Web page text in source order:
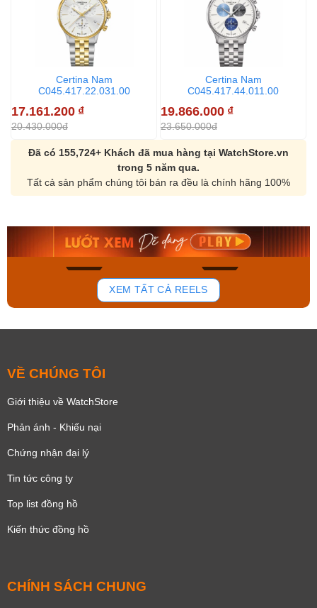
Certina Nam
C045.417.22.031.00
17.161.200 ₫
20.430.000đ
Certina Nam
C045.417.44.011.00
19.866.000 ₫
23.650.000đ
Đã có 155,724+ Khách đã mua hàng tại WatchStore.vn
trong 5 năm qua.
Tất cả sản phẩm chúng tôi bán ra đều là chính hãng 100%
136
Orient Nam RA-
Mua ngay
Casio Nam MTS-
Mua ngay
XEM TẤT CẢ REELS
VỀ CHÚNG TÔI
Giới thiệu về WatchStore
Phản ánh - Khiếu nại
Chứng nhận đại lý
Tin tức công ty
Top list đồng hồ
Kiến thức đồng hồ
CHÍNH SÁCH CHUNG